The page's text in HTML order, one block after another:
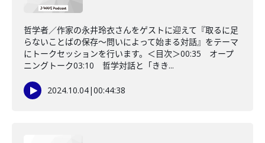
哲学者／作家の永井玲衣さんをゲストに迎えて『取るに足
らないことばの保存～問いによって始まる対話』をテーマ
にトークセッションを行います。＜目次＞00:35 オープ
ニングトーク03:10 哲学対話と「きき...
2024.10.04|00:44:38